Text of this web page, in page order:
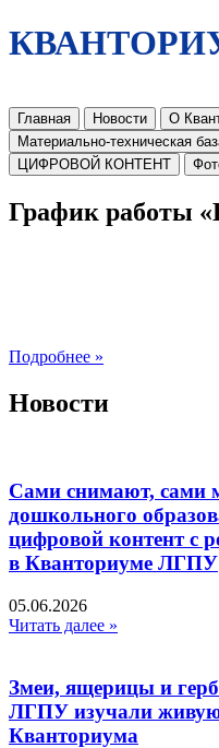
Главная Новости О
Материально-техническая
ЦИФРОВОЙ КОНТЕНТ
График работы
Подробнее »
Новости
Сами снимают, сами
дошкольного
цифровой контент с
в Кванториуме ЛГПУ​
05.06.2026
Читать далее »
Змеи, ящерицы и
ЛГПУ изучали живую
Кванториума